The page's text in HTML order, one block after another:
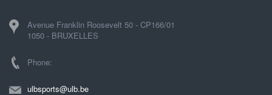
Avenue Franklin Roosevelt 50 - CP166/01
1050 - BRUXELLES
Phone:
ulbsports@ulb.be